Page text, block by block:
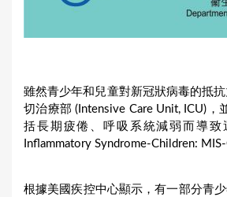
(圖片來源: 衞生
雖然青少年和兒童對新冠狀病毒的抵
切治療部 (Intensive Care Unit, ICU)
括長期疲倦、呼吸系統減弱而導
Inflammatory Syndrome-Children:
根據美國疾控中心顯示，有一部分青